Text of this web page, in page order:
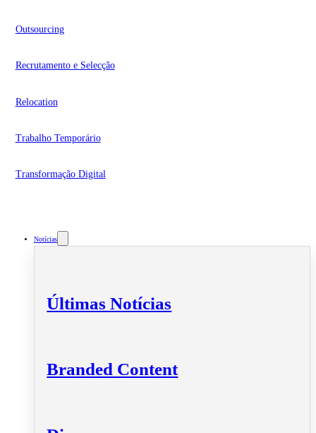
Outsourcing
Recrutamento e Selecção
Relocation
Trabalho Temporário
Transformação Digital
Notícias
Últimas Notícias
Branded Content